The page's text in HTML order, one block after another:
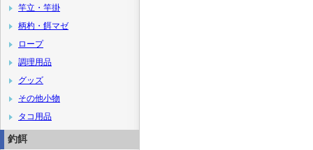
竿立・竿掛
柄杓・餌マゼ
ロープ
調理用品
グッズ
その他小物
タコ用品
釣餌